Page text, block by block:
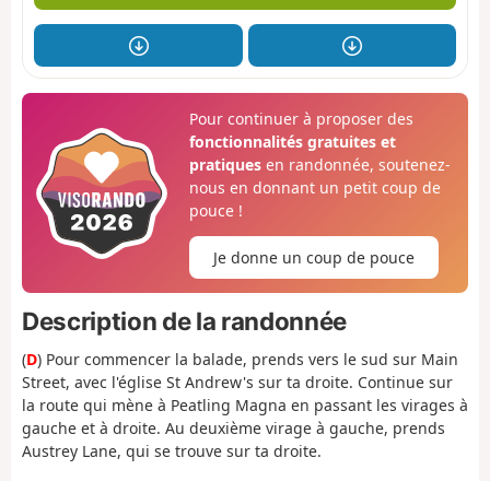
Pour continuer à proposer des
fonctionnalités gratuites et
pratiquesen randonnée, soutenez-
nous en donnant un petit coup de
pouce !
Je donne un coup de pouce
Description de la randonnée
(D) Pour commencer la balade, prends vers le sud sur Main
Street, avec l'église St Andrew's sur ta droite. Continue sur
la route qui mène à Peatling Magna en passant les virages à
gauche et à droite. Au deuxième virage à gauche, prends
Austrey Lane, qui se trouve sur ta droite.